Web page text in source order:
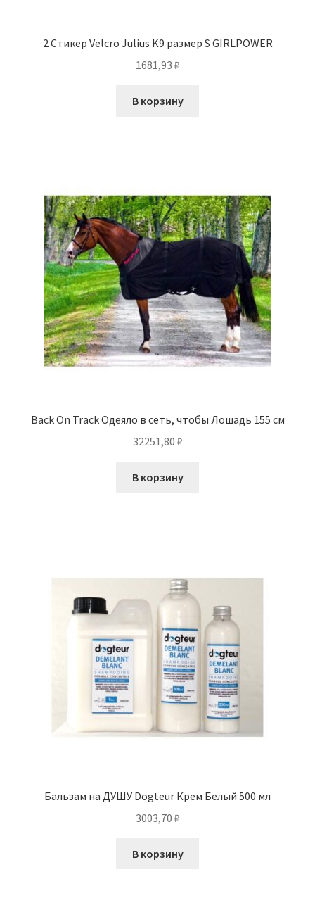
2 Стикер Velcro Julius K9 размер S GIRLPOWER
1681,93 ₽
В корзину
Back On Track Одеяло в сеть, чтобы Лошадь 155 см
32251,80 ₽
В корзину
Бальзам на ДУШУ Dogteur Крем Белый 500 мл
3003,70 ₽
В корзину